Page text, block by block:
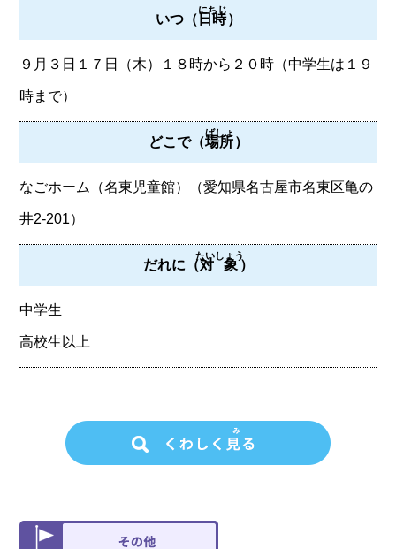
いつ（日時
にちじ
）
９月３日１７日（木）１８時から２０時（中学生は１９
時まで）
どこで（場所
ばしょ
）
なごホーム（名東児童館）（愛知県名古屋市名東区亀の
井2-201）
だれに（対象
たいしょう
）
中学生
高校生以上